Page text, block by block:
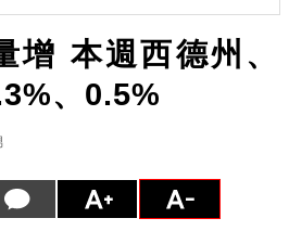
增 本週西德州、
、0.5%